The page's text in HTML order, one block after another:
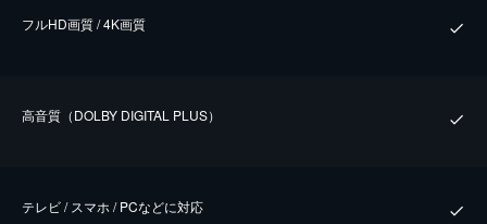
フルHD画質 / 4K画質
⾼⾳質（DOLBY DIGITAL PLUS）
テレビ / スマホ / PCなどに対応